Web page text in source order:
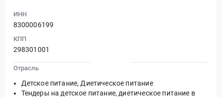
ИНН
8300006199
КПП
298301001
Отрасль
Детское питание, Диетическое питание
Тендеры на детское питание, диетическое питание в